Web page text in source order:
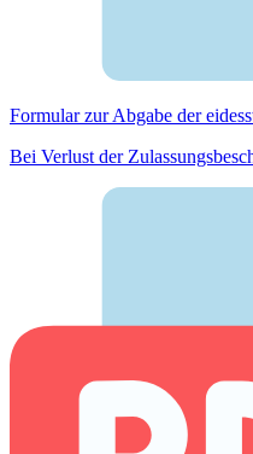
Formular zur Abgabe der
Bei Verlust der